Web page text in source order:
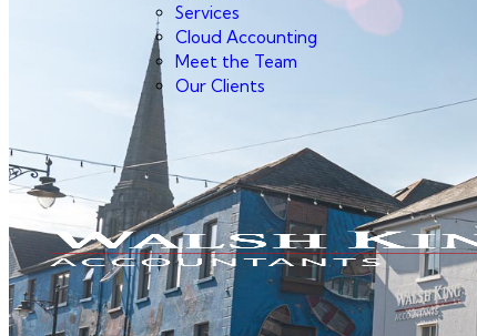
Services
Cloud Accounting
Meet the Team
Our Clients